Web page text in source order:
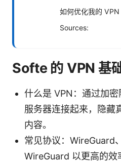
如何优化我的 VPN
Sources:
Softe 的 VPN 基
什么是 VPN：通过加
服务器连接起来，隐藏
内容。
常见协议：WireGuard
WireGuard 以更高的效